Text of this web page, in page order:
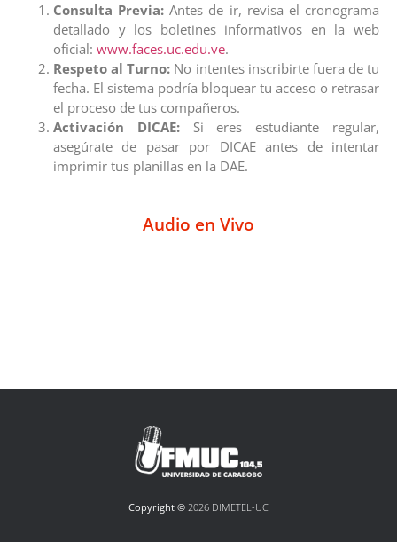
Consulta Previa: Antes de ir, revisa el cronograma
detallado y los boletines informativos en la web
oficial: www.faces.uc.edu.ve.
Respeto al Turno: No intentes inscribirte fuera de tu
fecha. El sistema podría bloquear tu acceso o retrasar
el proceso de tus compañeros.
Activación DICAE:Si eres estudiante regular,
asegúrate de pasar por DICAE antes de intentar
imprimir tus planillas en la DAE.
Audio en Vivo
Copyright © 2026 DIMETEL-UC